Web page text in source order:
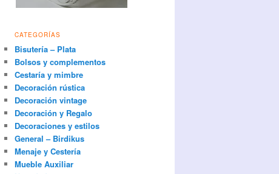
CATEGORÍAS
Bisutería – Plata
Bolsos y complementos
Cestaría y mimbre
Decoración rústica
Decoración vintage
Decoración y Regalo
Decoraciones y estilos
General – Birdikus
Menaje y Cestería
Mueble Auxiliar